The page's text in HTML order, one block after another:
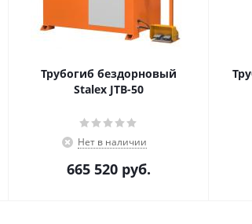
Трубогиб бездорновый
Stalex JTB-50
Нет в наличии
665 520 руб.